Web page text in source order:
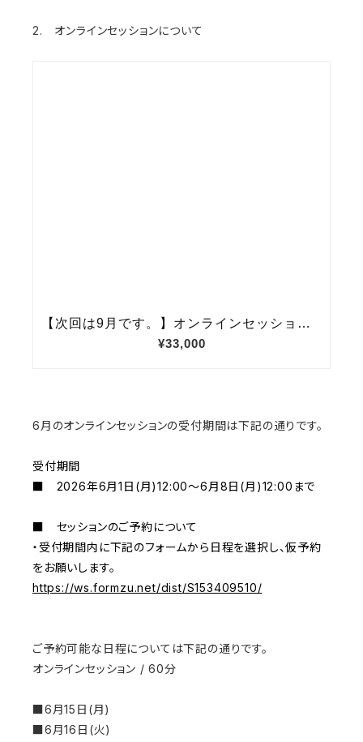
2. オンラインセッションについて
6月のオンラインセッションの受付期間は下記の通りです。
受付期間
■ 2026年6月1日(月)12:00～6月8日(月)12:00まで
■ セッションのご予約について
・受付期間内に下記のフォームから日程を選択し、仮予約
をお願いします。
https://ws.formzu.net/dist/S153409510/
ご予約可能な日程については下記の通りです。
オンラインセッション / 60分
■6月15日(月)
■6月16日(火)